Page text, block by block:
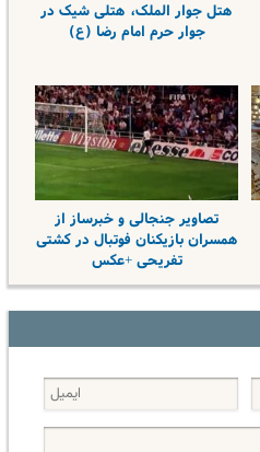
هتل جوار الملک، هتلی شیک در
جوار حرم امام رضا (ع)
تصاویر جنجالی و خبرساز از
همسران بازیکنان فوتبال در کشتی
تفریحی +عکس